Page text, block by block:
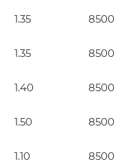
1.35 8500
1.35 8500
1.40 8500
1.50 8500
1.10 8500